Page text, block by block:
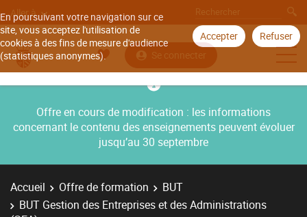
En poursuivant votre navigation sur ce
site, vous acceptez l'utilisation de
cookies à des fins de mesure d'audience
(statistiques anonymes).
Accepter Refuser
Aller à
Se connecter
Offre en cours de modification : les informations
concernant le contenu des enseignements peuvent évoluer
jusqu’au 30 septembre
Accueil Offre de formation
BUT
BUT Gestion des Entreprises et des Administrations